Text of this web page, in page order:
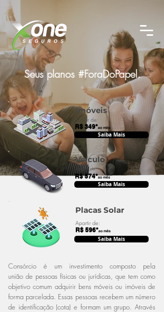
Seus planos #ForaDoPapel.
Imóveis
Apartir de:
R$ 349*ao mês
Saiba Mais
Consórcio é um investimento composto pela
união de pessoas físicas ou jurídicas, que tem como
objetivo comum adquirir bens móveis ou imóveis de
forma parcelada. Essas pessoas recebem um número
de identificação (cota) e formam um grupo. Através
Veículo
Apartir de:
R$ 574*ao mês
Saiba Mais
Placas Solar
Apartir de:
R$ 596*ao mês
Saiba Mais